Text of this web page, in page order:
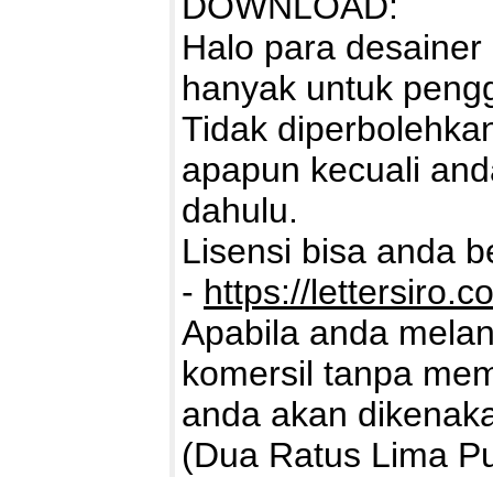
Halo para
hanyak untuk
Tidak
apapun kecuali
dahulu.
Lisensi bisa anda
- https://
Apabila anda
komersil tanpa
anda akan
(Dua Ratus Lima